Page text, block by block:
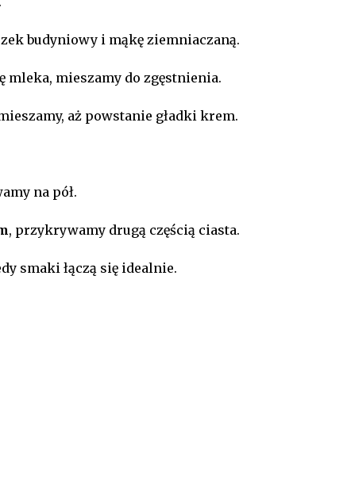
budyniowy i mąkę ziemniaczaną.
mleka, mieszamy do zgęstnienia.
aż powstanie gładki krem.
na pół.
, przykrywamy drugą częścią ciasta.
smaki łączą się idealnie.